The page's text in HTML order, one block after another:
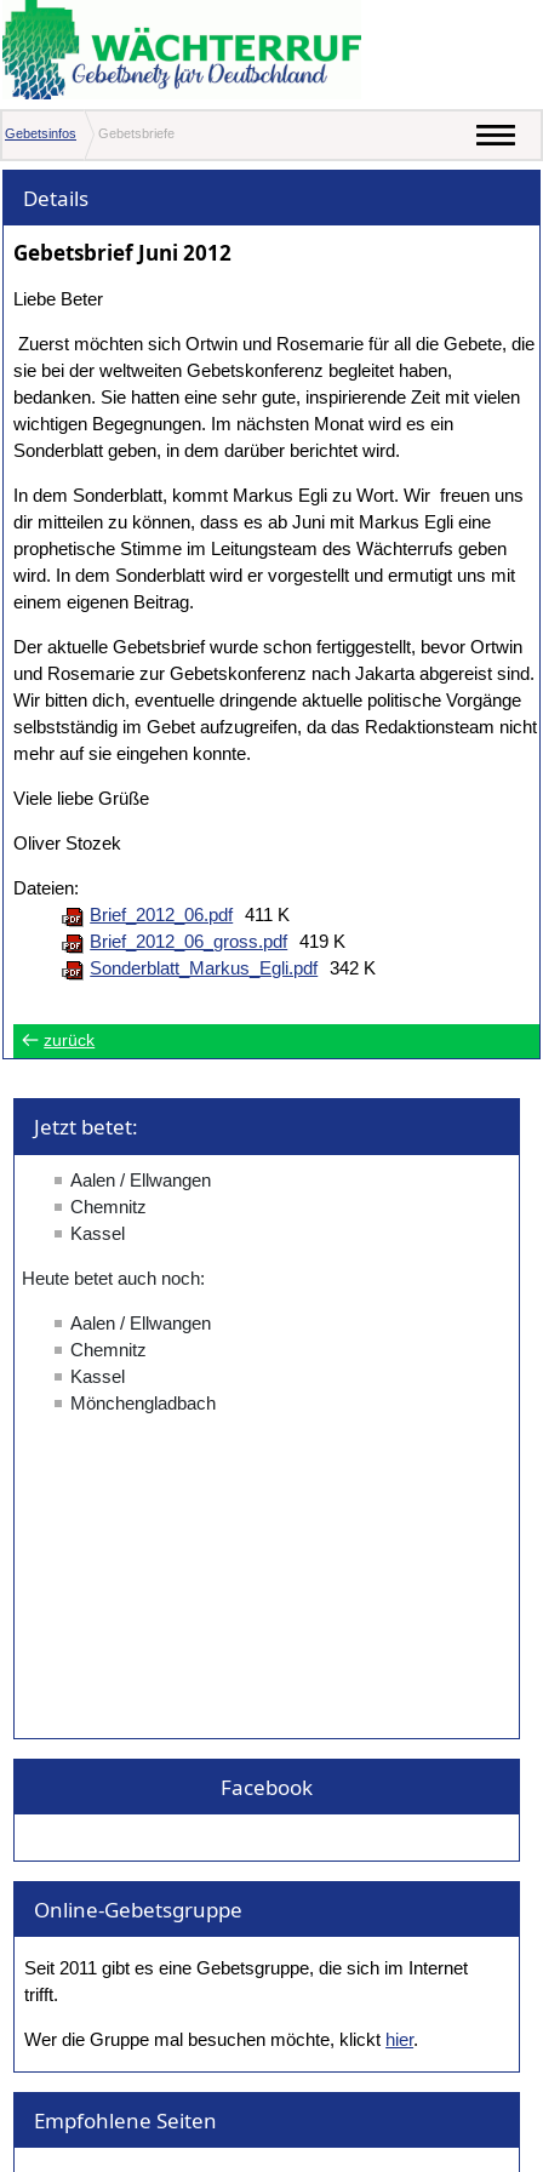
Gebetsinfos Gebetsbriefe
Details
Gebetsbrief Juni 2012
Liebe Beter
Zuerst möchten sich Ortwin und Rosemarie für all die Gebete, die
sie bei der weltweiten Gebetskonferenz begleitet haben,
bedanken. Sie hatten eine sehr gute, inspirierende Zeit mit vielen
wichtigen Begegnungen. Im nächsten Monat wird es ein
Sonderblatt geben, in dem darüber berichtet wird.
In dem Sonderblatt, kommt Markus Egli zu Wort. Wir freuen uns
dir mitteilen zu können, dass es ab Juni mit Markus Egli eine
prophetische Stimme im Leitungsteam des Wächterrufs geben
wird. In dem Sonderblatt wird er vorgestellt und ermutigt uns mit
einem eigenen Beitrag.
Der aktuelle Gebetsbrief wurde schon fertiggestellt, bevor Ortwin
und Rosemarie zur Gebetskonferenz nach Jakarta abgereist sind.
Wir bitten dich, eventuelle dringende aktuelle politische Vorgänge
selbstständig im Gebet aufzugreifen, da das Redaktionsteam nicht
mehr auf sie eingehen konnte.
Viele liebe Grüße
Oliver Stozek
Dateien:
Brief_2012_06.pdf 411 K
Brief_2012_06_gross.pdf 419 K
Sonderblatt_Markus_Egli.pdf 342 K
zurück
Jetzt betet:
Facebook
Online-Gebetsgruppe
Seit 2011 gibt es eine Gebetsgruppe, die sich im Internet
trifft.
Wer die Gruppe mal besuchen möchte, klickt hier.
Empfohlene Seiten